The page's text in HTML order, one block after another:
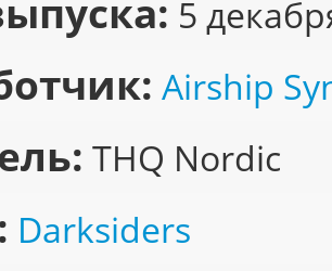
5
Airship
THQ Nordic
Darksiders